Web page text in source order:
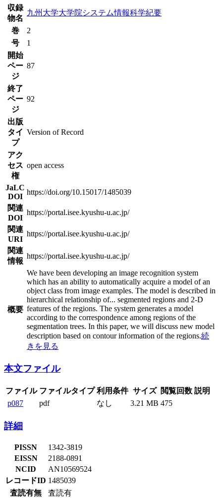
収録
物名
九州大学大学院システム情報科学紀要
巻
2
号
1
開始
ペー
ジ
87
終了
ペー
ジ
92
出版
タイ
プ
Version of Record
アク
セス
権
open access
JaLC
DOI
https://doi.org/10.15017/1485039
関連
DOI
https://portal.isee.kyushu-u.ac.jp/
関連
URI
https://portal.isee.kyushu-u.ac.jp/
関連
情報
https://portal.isee.kyushu-u.ac.jp/
概要
We have been developing an image recognition system
which has an ability to automatically acquire a model of an
object class from image examples. The model is described in
hierarchical relationship of... segmented regions and 2-D
features of the regions. The system generates a model
according to the correspondence among regions of the
segmentation trees. In this paper, we will discuss new model
description based on contour information of the regions.続
きを見る
本文ファイル
ファイル ファイルタイプ 利用条件 サイズ 閲覧回数 説明
p087
pdf なし 3.21 MB 475
詳細
PISSN
1342-3819
EISSN
2188-0891
NCID
AN10569524
レコードID 1485039
査読有無
査読有